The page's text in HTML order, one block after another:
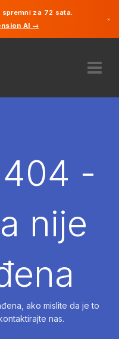
za 72 sata.
AI →
×
-
nije
ako mislite da je to
nas.